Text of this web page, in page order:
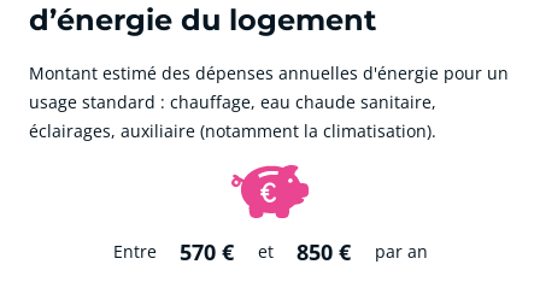
d’énergie du logement
Montant estimé des dépenses annuelles d'énergie pour un
usage standard : chauffage, eau chaude sanitaire,
éclairages, auxiliaire (notamment la climatisation).
Entre 570 € et 850 € par an